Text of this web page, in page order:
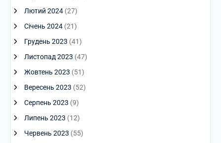
Лютий 2024(27)
Січень 2024(21)
Грудень 2023 (41)
Листопад 2023 (47)
Жовтень 2023 (51)
Вересень 2023 (52)
Серпень 2023 (9)
Липень 2023 (12)
Червень 2023 (55)